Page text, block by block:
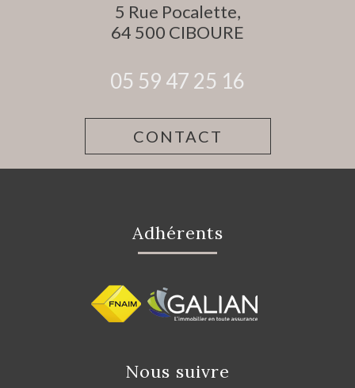
5 Rue Pocalette,
64 500 CIBOURE
05 59 47 25 16
CONTACT
Adhérents
Nous suivre